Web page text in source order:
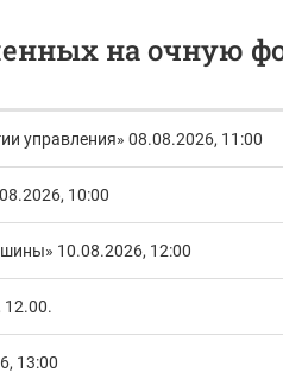
на очную
управления» 08.08.2026, 11:00
10:00
10.08.2026, 12:00
12.00.
13:00